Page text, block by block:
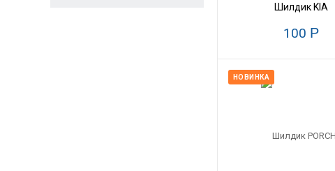
Шилдик KIA
100 Р
НОВИНКА